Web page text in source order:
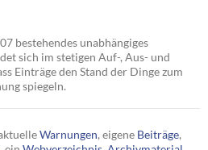
bestehendes unabhängiges
sich im stetigen Auf-, Aus- und
Einträge den Stand der Dinge zum
spiegeln.
Warnungen, eigene Beiträge,